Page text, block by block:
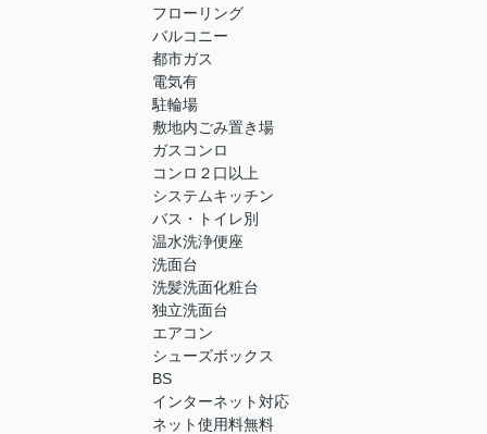
フローリング
バルコニー
都市ガス
電気有
駐輪場
敷地内ごみ置き場
ガスコンロ
コンロ２口以上
システムキッチン
バス・トイレ別
温水洗浄便座
洗面台
洗髪洗面化粧台
独立洗面台
エアコン
シューズボックス
BS
インターネット対応
ネット使用料無料